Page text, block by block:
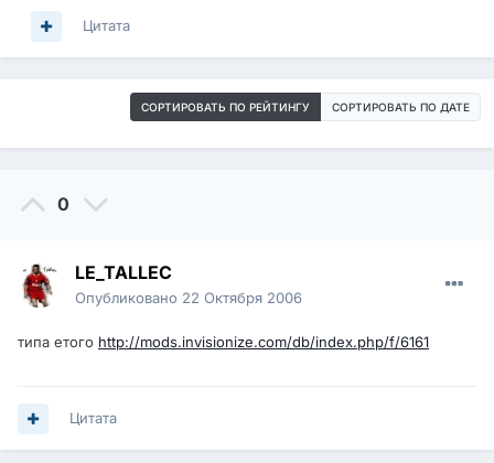
Цитата
СОРТИРОВАТЬ ПО РЕЙТИНГУ СОРТИРОВАТЬ ПО ДАТЕ
0
LE_TALLEC
Опубликовано 22 Октября 2006
типа етого http://mods.invisionize.com/db/index.php/f/6161
Цитата